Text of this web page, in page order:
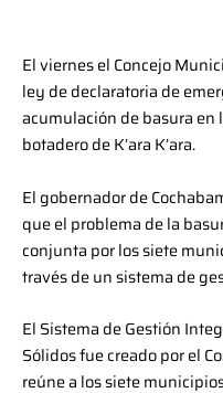
El viernes el Concejo
ley de declaratoria de
acumulación de basura en
botadero de K’ara K’ara.
El gobernador de
que el problema de la
conjunta por los siete
través de un sistema de
El Sistema de Gestión
Sólidos fue creado por el
reúne a los siete